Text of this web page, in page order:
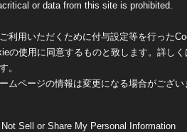
or data from this site is prohibited.
用いただくために付与設定等を行った
の使用に同意するものと致します。詳しく
。
ページの情報は変更になる場合がござい
Not Sell or Share My Personal Information